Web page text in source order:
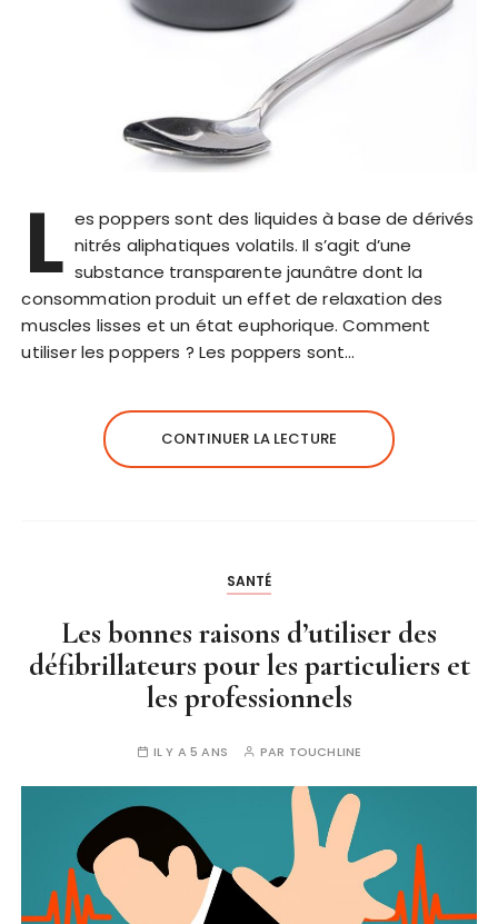
L es poppers sont des liquides à base de dérivés
nitrés aliphatiques volatils. Il s’agit d’une
substance transparente jaunâtre dont la
consommation produit un effet de relaxation des
muscles lisses et un état euphorique. Comment
utiliser les poppers ? Les poppers sont…
CONTINUER LA LECTURE
SANTÉ
Les bonnes raisons d’utiliser des
défibrillateurs pour les particuliers et
les professionnels
IL Y A 5 ANS PAR TOUCHLINE